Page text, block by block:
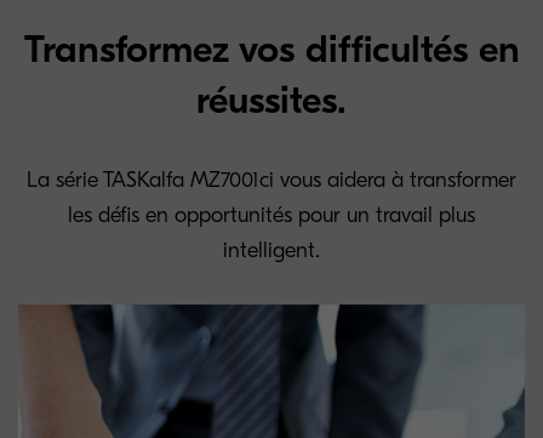
Transformez vos difficultés en
réussites.
La série TASKalfa MZ7001ci vous aidera à transformer
les défis en opportunités pour un travail plus
intelligent.